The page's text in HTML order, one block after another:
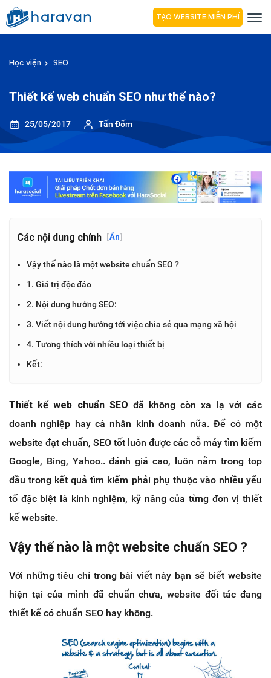
TẠO WEBSITE MIỄN PHÍ
Học viện SEO
Thiết kế web chuẩn SEO như thế nào?
25/05/2017 Tấn Đốm
Các nội dung chính [Ẩn]
Vậy thế nào là một website chuẩn SEO ?
1. Giá trị độc đáo
2. Nội dung hướng SEO:
3. Viết nội dung hướng tới việc chia sẻ qua mạng xã hội
4. Tương thích với nhiều loại thiết bị
Kết:
Thiết kế web chuẩn SEO đã không còn xa lạ với các
doanh nghiệp hay cá nhân kinh doanh nữa. Để có một
website đạt chuẩn, SEO tốt luôn được các cỗ máy tìm kiếm
Google, Bing, Yahoo.. đánh giá cao, luôn nằm trong top
đầu trong kết quả tìm kiếm phải phụ thuộc vào nhiều yếu
tố đặc biệt là kinh nghiệm, kỹ năng của từng đơn vị thiết
kế website.
Vậy thế nào là một website chuẩn SEO ?
Với những tiêu chí trong bài viết này bạn sẽ biết website
hiện tại của mình đã chuẩn chưa, website đối tác đang
thiết kế có chuẩn SEO hay không.